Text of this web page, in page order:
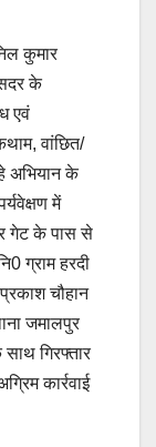
कुमार
के
एवं
वांछित/
अभियान के
में
गेट के पास से
ग्राम हरदी
चौहान
जमालपुर
गिरफ्तार
कार्रवाई